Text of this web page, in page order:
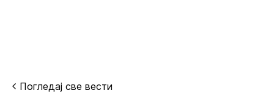
Погледај све вести